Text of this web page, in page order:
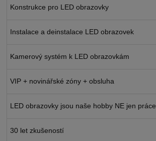
Konstrukce pro LED obrazovky
Instalace a deinstalace LED obrazovek
Kamerový systém k LED obrazovkám
VIP + novinářské zóny + obsluha
LED obrazovky jsou naše hobby NE jen práce
30 let zkušeností